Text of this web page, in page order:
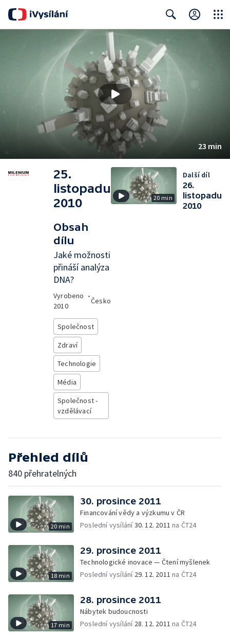
23 min
25.
listopadu
2010
Obsah
dílu
Jaké možnosti
přináší analýza
DNA?
Vyrobeno
2010
•
Česko
Společnost
Zdraví
Technologie
Média
Společnost -
vzdělávací
20 min
Další díl
26.
listopadu
2010
Přehled dílů
840 přehratelných
20 min
30. prosince 2011
Financování vědy a výzkumu v ČR
Poslední vysílání30. 12. 2011 na ČT24
18 min
29. prosince 2011
Technologické inovace — Čtení myšlenek
Poslední vysílání 29. 12. 2011 na ČT24
17 min
28. prosince 2011
Nábytek budoucnosti
Poslední vysílání 28. 12. 2011 na ČT24